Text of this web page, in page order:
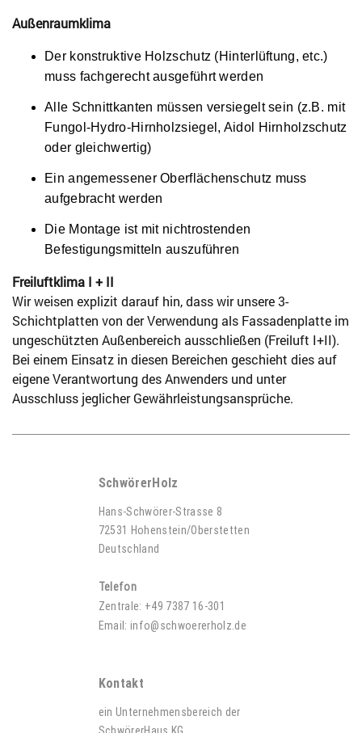
Außenraumklima
Der konstruktive Holzschutz (Hinterlüftung, etc.)
muss fachgerecht ausgeführt werden
Alle Schnittkanten müssen versiegelt sein (z.B. mit
Fungol-Hydro-Hirnholzsiegel, Aidol Hirnholzschutz
oder gleichwertig)
Ein angemessener Oberflächenschutz muss
aufgebracht werden
Die Montage ist mit nichtrostenden
Befestigungsmitteln auszuführen
Freiluftklima I + II
Wir weisen explizit darauf hin, dass wir unsere 3-
Schichtplatten von der Verwendung als Fassadenplatte im
ungeschützten Außenbereich ausschließen (Freiluft I+II).
Bei einem Einsatz in diesen Bereichen geschieht dies auf
eigene Verantwortung des Anwenders und unter
Ausschluss jeglicher Gewährleistungsansprüche.
SchwörerHolz
Hans-Schwörer-Strasse 8
72531 Hohenstein/Oberstetten
Deutschland
Telefon
Zentrale: +49 7387 16-301
Email: info@schwoererholz.de
Kontakt
ein Unternehmensbereich der